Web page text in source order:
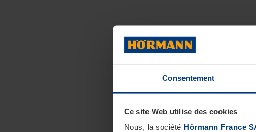
Consentement
Ce site Web utilise des cookies
Nous, la société Hörmann France